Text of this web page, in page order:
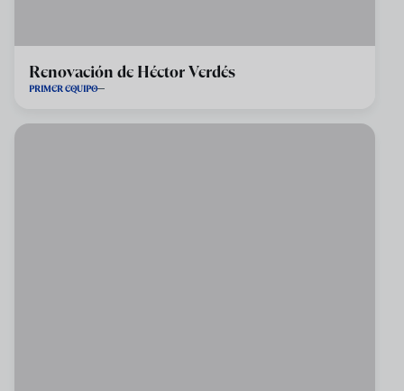
Renovación de Héctor Verdés
PRIMER EQUIPO